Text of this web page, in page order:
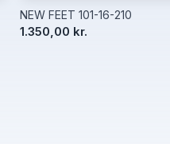
NEW FEET 101-16-210
1.350,00 kr.